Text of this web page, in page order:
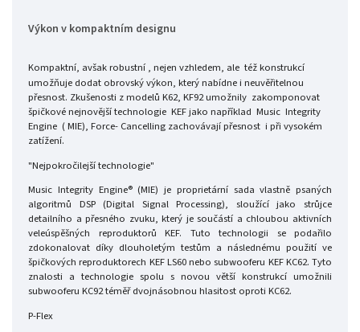
Výkon v kompaktním designu
Kompaktní, avšak robustní , nejen vzhledem, ale též konstrukcí
umožňuje dodat obrovský výkon, který nabídne i neuvěřitelnou
přesnost. Zkušenosti z modelů K62, KF92 umožnily zakomponovat
špičkové nejnovější technologie KEF jako například Music Integrity
Engine ( MIE), Force- Cancelling zachovávají přesnost i při vysokém
zatížení.
"Nejpokročilejší technologie"
Music Integrity Engine® (MIE) je proprietární sada vlastně psaných
algoritmů DSP (Digital Signal Processing), sloužící jako strůjce
detailního a přesného zvuku, který je součástí a chloubou aktivních
veleúspěšných reproduktorů KEF. Tuto technologii se podařilo
zdokonalovat díky dlouholetým testům a následnému použití ve
špičkových reproduktorech KEF LS60 nebo subwooferu KEF KC62. Tyto
znalosti a technologie spolu s novou větší konstrukcí umožnili
subwooferu KC92 téměř dvojnásobnou hlasitost oproti KC62.
P-Flex